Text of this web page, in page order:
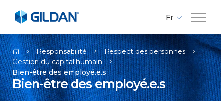
Compagnie
Marques
Fr
En
Es
Responsabilité
Respect des personnes
Gestion du capital humain
Bien-être des employé.e.s
Bien-être des employé.e.s